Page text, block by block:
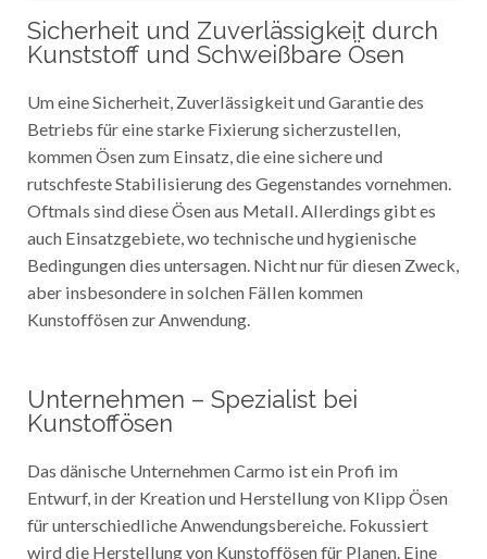
Sicherheit und Zuverlässigkeit durch
Kunststoff und Schweißbare Ösen
Um eine Sicherheit, Zuverlässigkeit und Garantie des
Betriebs für eine starke Fixierung sicherzustellen,
kommen Ösen zum Einsatz, die eine sichere und
rutschfeste Stabilisierung des Gegenstandes vornehmen.
Oftmals sind diese Ösen aus Metall. Allerdings gibt es
auch Einsatzgebiete, wo technische und hygienische
Bedingungen dies untersagen. Nicht nur für diesen Zweck,
aber insbesondere in solchen Fällen kommen
Kunstoffösen zur Anwendung.
Unternehmen – Spezialist bei
Kunstoffösen
Das dänische Unternehmen Carmo ist ein Profi im
Entwurf, in der Kreation und Herstellung von Klipp Ösen
für unterschiedliche Anwendungsbereiche. Fokussiert
wird die Herstellung von Kunstoffösen für Planen. Eine